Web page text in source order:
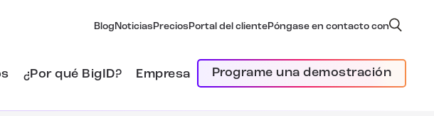
Blog Noticias Precios Portal del clientePóngase en contacto con
¿Por qué BigID? Empresa Programe una demostración